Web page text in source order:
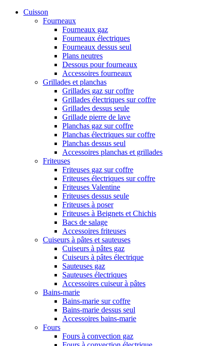
Cuisson
Fourneaux
Fourneaux gaz
Fourneaux électriques
Fourneaux dessus seul
Plans neutres
Dessous pour fourneaux
Accessoires fourneaux
Grillades et planchas
Grillades gaz sur coffre
Grillades électriques sur coffre
Grillades dessus seule
Grillade pierre de lave
Planchas gaz sur coffre
Planchas électriques sur coffre
Planchas dessus seul
Accessoires planchas et grillades
Friteuses
Friteuses gaz sur coffre
Friteuses électriques sur coffre
Friteuses Valentine
Friteuses dessus seule
Friteuses à poser
Friteuses à Beignets et Chichis
Bacs de salage
Accessoires friteuses
Cuiseurs à pâtes et sauteuses
Cuiseurs à pâtes gaz
Cuiseurs à pâtes électrique
Sauteuses gaz
Sauteuses électriques
Accessoires cuiseur à pâtes
Bains-marie
Bains-marie sur coffre
Bains-marie dessus seul
Accessoires bains-marie
Fours
Fours à convection gaz